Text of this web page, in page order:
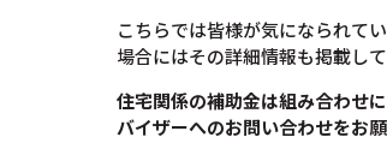
こちらでは皆様が気になられて
場合にはその詳細情報も掲載し
住宅関係の補助金は組み合わせ
バイザーへのお問い合わせをお